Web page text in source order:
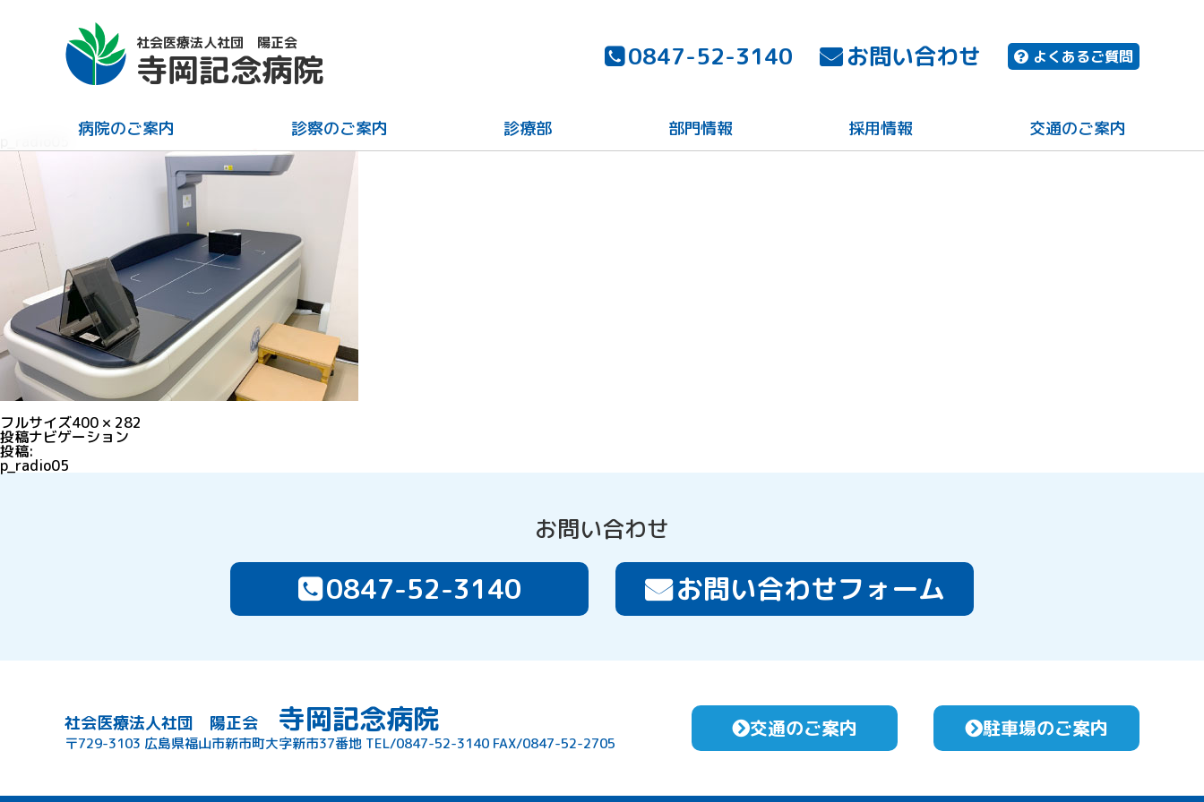
社会医療法人社団 陽正会
寺岡記念病院 0847-52-3140 お問い合わせ よくあるご質問
病院のご案内 診察のご案内 診療部 部門情報 採用情報 交通のご案内
フルサイズ400 × 282
投稿ナビゲーション
投稿:
p_radio05
お問い合わせ
0847-52-3140 お問い合わせフォーム
社会医療法人社団 陽正会 寺岡記念病院
〒729-3103 広島県福山市新市町大字新市37番地 TEL/0847-52-3140 FAX/0847-52-2705
交通のご案内 駐車場のご案内